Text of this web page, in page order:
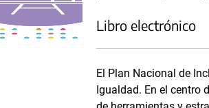
Libro electrónico
El Plan Nacional de
Igualdad. En el centro